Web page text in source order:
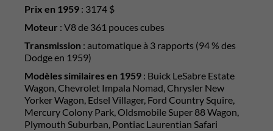
Prix en 1959 : 3174 $
Moteur : V8 de 361 pouces cubes
Transmission : automatique à 3 rapports (94 % des
Dodge en 1959)
Modèles similairesen 1959 : Buick LeSabre Estate
Wagon, Chevrolet Impala Nomad, Chrysler New
Yorker Wagon, Edsel Villager, Ford Country Squire,
Mercury Colony Park, Oldsmobile Super 88 Wagon,
Plymouth Suburban, Pontiac Laurentian Safari